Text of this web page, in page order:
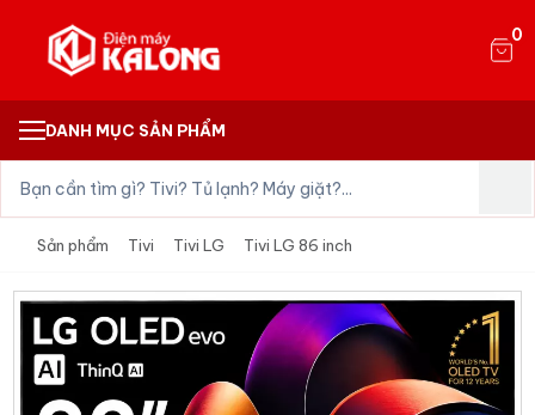
0
DANH MỤC SẢN PHẨM
Sản phẩm Tivi Tivi LG Tivi LG 86 inch